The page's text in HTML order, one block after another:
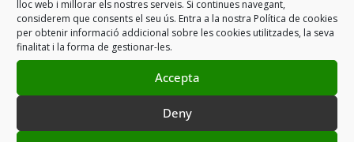
lloc web i millorar els nostres serveis. Si continues navegant,
considerem que consents el seu ús. Entra a la nostra Política de cookies
per obtenir informació addicional sobre les cookies utilitzades, la seva
finalitat i la forma de gestionar-les.
Accepta
Deny